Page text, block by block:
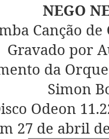
NEGO
Canção
Gravado por
da
Simon
Odeon
27 de abril